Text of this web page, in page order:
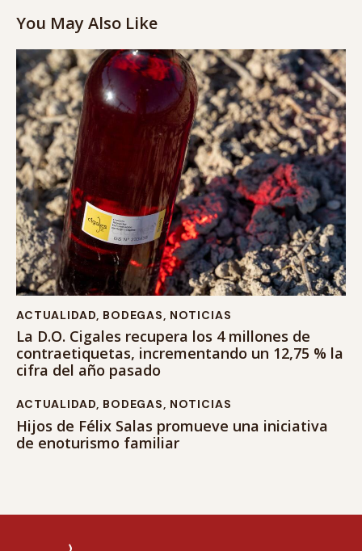
You May Also Like
ACTUALIDAD, BODEGAS, NOTICIAS
La D.O. Cigales recupera los 4 millones de
contraetiquetas, incrementando un 12,75 % la
cifra del año pasado
ACTUALIDAD, BODEGAS, NOTICIAS
Hijos de Félix Salas promueve una iniciativa
de enoturismo familiar